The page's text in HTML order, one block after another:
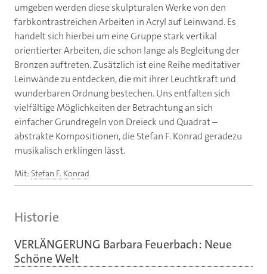
umgeben werden diese skulpturalen Werke von den
farbkontrastreichen Arbeiten in Acryl auf Leinwand. Es
handelt sich hierbei um eine Gruppe stark vertikal
orientierter Arbeiten, die schon lange als Begleitung der
Bronzen auftreten. Zusätzlich ist eine Reihe meditativer
Leinwände zu entdecken, die mit ihrer Leuchtkraft und
wunderbaren Ordnung bestechen. Uns entfalten sich
vielfältige Möglichkeiten der Betrachtung an sich
einfacher Grundregeln von Dreieck und Quadrat –
abstrakte Kompositionen, die Stefan F. Konrad geradezu
musikalisch erklingen lässt.
Mit: Stefan F. Konrad
Historie
VERLÄNGERUNG Barbara Feuerbach: Neue
Schöne Welt